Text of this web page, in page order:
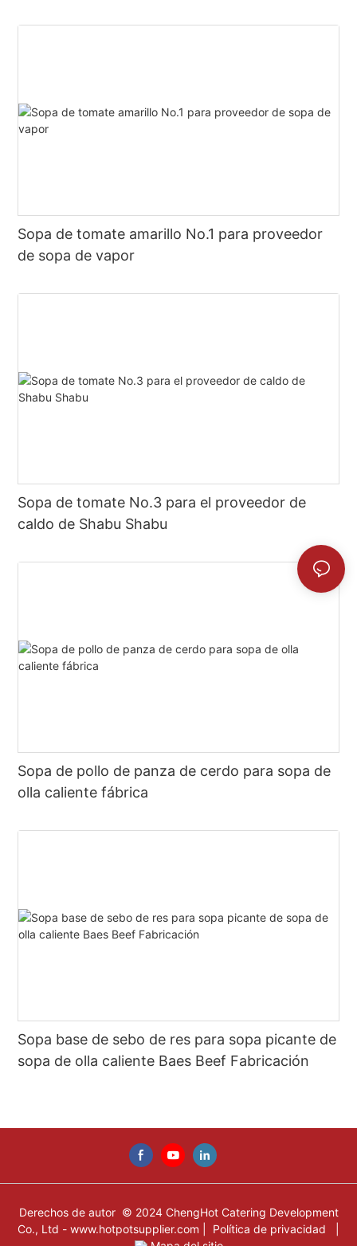
Sopa de tomate amarillo No.1 para proveedor
de sopa de vapor
Sopa de tomate No.3 para el proveedor de
caldo de Shabu Shabu
Sopa de pollo de panza de cerdo para sopa de
olla caliente fábrica
Sopa base de sebo de res para sopa picante de
sopa de olla caliente Baes Beef Fabricación
Derechos de autor © 2024 ChengHot Catering Development
Co., Ltd - www.hotpotsupplier.com Política de privacidad